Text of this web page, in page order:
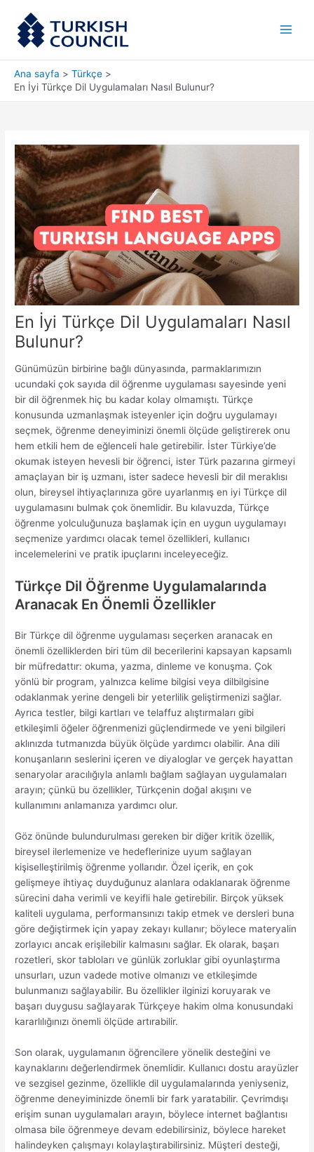
Ana sayfa
Türkçe
En İyi Türkçe Dil Uygulamaları Nasıl Bulunur?
En İyi Türkçe Dil Uygulamaları Nasıl
Bulunur?
Günümüzün birbirine bağlı dünyasında, parmaklarımızın
ucundaki çok sayıda dil öğrenme uygulaması sayesinde yeni
bir dil öğrenmek hiç bu kadar kolay olmamıştı. Türkçe
konusunda uzmanlaşmak isteyenler için doğru uygulamayı
seçmek, öğrenme deneyiminizi önemli ölçüde geliştirerek onu
hem etkili hem de eğlenceli hale getirebilir. İster Türkiye’de
okumak isteyen hevesli bir öğrenci, ister Türk pazarına girmeyi
amaçlayan bir iş uzmanı, ister sadece hevesli bir dil meraklısı
olun, bireysel ihtiyaçlarınıza göre uyarlanmış en iyi Türkçe dil
uygulamasını bulmak çok önemlidir. Bu kılavuzda, Türkçe
öğrenme yolculuğunuza başlamak için en uygun uygulamayı
seçmenize yardımcı olacak temel özellikleri, kullanıcı
incelemelerini ve pratik ipuçlarını inceleyeceğiz.
Türkçe Dil Öğrenme Uygulamalarında
Aranacak En Önemli Özellikler
Bir Türkçe dil öğrenme uygulaması seçerken aranacak en
önemli özelliklerden biri tüm dil becerilerini kapsayan kapsamlı
bir müfredattır: okuma, yazma, dinleme ve konuşma. Çok
yönlü bir program, yalnızca kelime bilgisi veya dilbilgisine
odaklanmak yerine dengeli bir yeterlilik geliştirmenizi sağlar.
Ayrıca testler, bilgi kartları ve telaffuz alıştırmaları gibi
etkileşimli öğeler öğrenmenizi güçlendirmede ve yeni bilgileri
aklınızda tutmanızda büyük ölçüde yardımcı olabilir. Ana dili
konuşanların seslerini içeren ve diyaloglar ve gerçek hayattan
senaryolar aracılığıyla anlamlı bağlam sağlayan uygulamaları
arayın; çünkü bu özellikler, Türkçenin doğal akışını ve
kullanımını anlamanıza yardımcı olur.
Göz önünde bulundurulması gereken bir diğer kritik özellik,
bireysel ilerlemenize ve hedeflerinize uyum sağlayan
kişiselleştirilmiş öğrenme yollarıdır. Özel içerik, en çok
gelişmeye ihtiyaç duyduğunuz alanlara odaklanarak öğrenme
sürecini daha verimli ve keyifli hale getirebilir. Birçok yüksek
kaliteli uygulama, performansınızı takip etmek ve dersleri buna
göre değiştirmek için yapay zekayı kullanır; böylece materyalin
zorlayıcı ancak erişilebilir kalmasını sağlar. Ek olarak, başarı
rozetleri, skor tabloları ve günlük zorluklar gibi oyunlaştırma
unsurları, uzun vadede motive olmanızı ve etkileşimde
bulunmanızı sağlayabilir. Bu özellikler ilginizi koruyarak ve
başarı duygusu sağlayarak Türkçeye hakim olma konusundaki
kararlılığınızı önemli ölçüde artırabilir.
Son olarak, uygulamanın öğrencilere yönelik desteğini ve
kaynaklarını değerlendirmek önemlidir. Kullanıcı dostu arayüzler
ve sezgisel gezinme, özellikle dil uygulamalarında yeniyseniz,
öğrenme deneyiminizde önemli bir fark yaratabilir. Çevrimdışı
erişim sunan uygulamaları arayın, böylece internet bağlantısı
olmasa bile öğrenmeye devam edebilirsiniz, böylece hareket
halindeyken çalışmayı kolaylaştırabilirsiniz. Müşteri desteği,